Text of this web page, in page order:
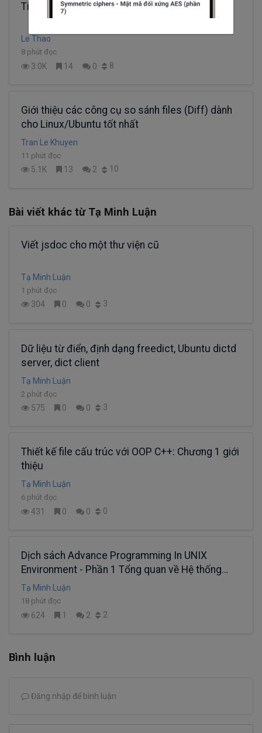
Tiết kiệm effort viết code với các Tool tiện ích
Le Thao
8 phút đọc
3.0K 14 0 8
Giới thiệu các công cụ so sánh files (Diff) dành
cho Linux/Ubuntu tốt nhất
Tran Le Khuyen
11 phút đọc
5.1K 13 2 10
Bài viết khác từ Tạ Minh Luận
Viết jsdoc cho một thư viện cũ
Tạ Minh Luận
1 phút đọc
304 0 0 3
Dữ liệu từ điển, định dạng freedict, Ubuntu dictd
server, dict client
Tạ Minh Luận
2 phút đọc
575 0 0 3
Thiết kế file cấu trúc với OOP C++: Chương 1 giới
thiệu
Tạ Minh Luận
6 phút đọc
431 0 0 0
Dịch sách Advance Programming In UNIX
Environment - Phần 1 Tổng quan về Hệ thống
UNIX
Tạ Minh Luận
18 phút đọc
624 1 2 2
Bình luận
Đăng nhập để bình luận